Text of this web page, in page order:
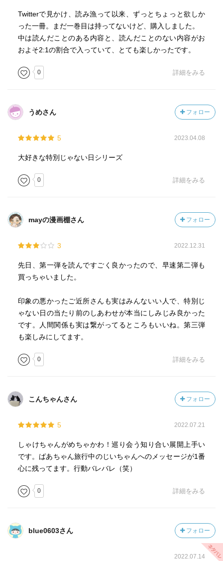
Twitterで見かけ、読み漁って以来、ずっとちょっと欲しか
った一冊。まだ一巻目は持ってないけど、購入しました。
中は読んだことのある内容と、読んだことのない内容がお
およそ2:1の割合で入っていて、とても楽しかったです。
0 詳細をみる
うめさん フォロー
5 2023.04.08
大好きな特別じゃない日シリーズ
0 詳細をみる
mayの漫画棚さん フォロー
3 2022.12.31
先日、第一弾を読んですごく良かったので、早速第二弾も
買っちゃいました。
印象の悪かったご近所さんも実はみんないい人で、特別じ
ゃない日の当たり前のしあわせが本当にしみじみ良かった
です。人間関係も実は繋がってるところもいいね。第三弾
も楽しみにしてます。
0 詳細をみる
こんちゃんさん フォロー
5 2022.07.21
しゃけちゃんがめちゃかわ！巡り会う知り合い展開上手い
です。ばあちゃん旅行中のじいちゃんへのメッセージが1番
心に残ってます。行動バレバレ（笑）
0 詳細をみる
blue0603さん フォロー
2022.07.14